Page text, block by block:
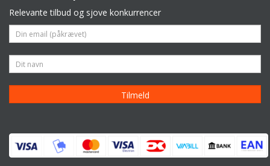
Relevante tilbud og sjove konkurrencer